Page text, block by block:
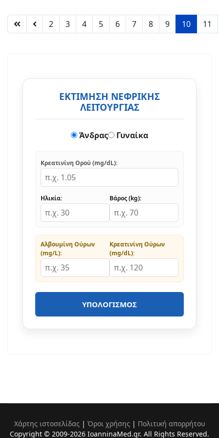
2 3 4 5 6 7 8 9 10 11
ΕΚΤΙΜΗΣΗ ΝΕΦΡΙΚΗΣ
ΛΕΙΤΟΥΡΓΙΑΣ
Άνδρας Γυναίκα
Κρεατινίνη Ορού (mg/dL):
Ηλικία: Βάρος (kg):
Αλβουμίνη Ούρων
(mg/L):
Κρεατινίνη Ούρων
(mg/dL):
ΥΠΟΛΟΓΙΣΜΌΣ
Χάρτης ιστοσελίδας| Όροι χρήσης| Πολιτική απορρήτου
Copyright © 2009-2026 IoanninaMed.gr. All Rights Reserved.